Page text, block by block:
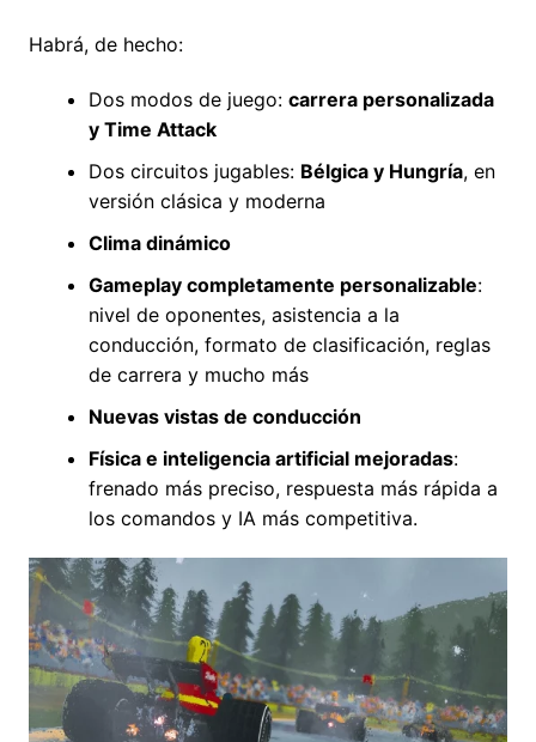
Habrá, de hecho:
Dos modos de juego: carrera personalizada
y Time Attack
Dos circuitos jugables: Bélgica y Hungría, en
versión clásica y moderna
Clima dinámico
Gameplay completamente personalizable:
nivel de oponentes, asistencia a la
conducción, formato de clasificación, reglas
de carrera y mucho más
Nuevas vistas de conducción
Física e inteligencia artificial mejoradas:
frenado más preciso, respuesta más rápida a
los comandos y IA más competitiva.